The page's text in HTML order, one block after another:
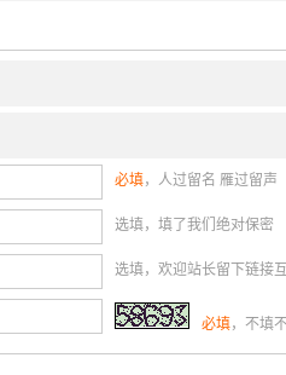
必填，人过留名 雁过留声
选填，填了我们绝对保密
选填，欢迎站长留下链接
必填，不填